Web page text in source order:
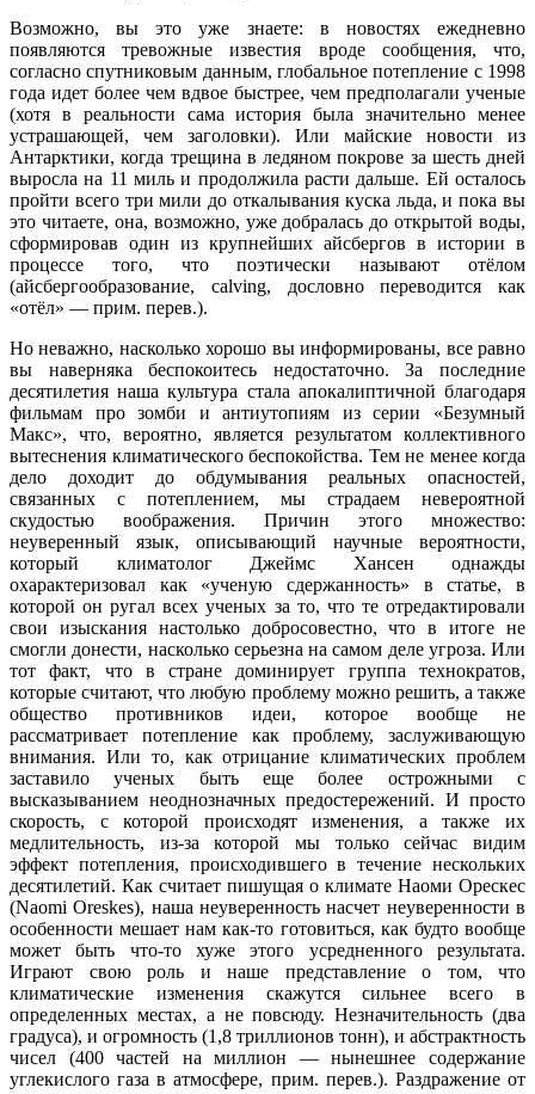
Возможно, вы это уже знаете: в новостях ежедневно
появляются тревожные известия вроде сообщения, что,
согласно спутниковым данным, глобальное потепление с 1998
года идет более чем вдвое быстрее, чем предполагали ученые
(хотя в реальности сама история была значительно менее
устрашающей, чем заголовки). Или майские новости из
Антарктики, когда трещина в ледяном покрове за шесть дней
выросла на 11 миль и продолжила расти дальше. Ей осталось
пройти всего три мили до откалывания куска льда, и пока вы
это читаете, она, возможно, уже добралась до открытой воды,
сформировав один из крупнейших айсбергов в истории в
процессе того, что поэтически называют отёлом
(айсбергообразование, calving, дословно переводится как
«отёл» — прим. перев.).
Но неважно, насколько хорошо вы информированы, все равно
вы наверняка беспокоитесь недостаточно. За последние
десятилетия наша культура стала апокалиптичной благодаря
фильмам про зомби и антиутопиям из серии «Безумный
Макс», что, вероятно, является результатом коллективного
вытеснения климатического беспокойства. Тем не менее когда
дело доходит до обдумывания реальных опасностей,
связанных с потеплением, мы страдаем невероятной
скудостью воображения. Причин этого множество:
неуверенный язык, описывающий научные вероятности,
который климатолог Джеймс Хансен однажды
охарактеризовал как «ученую сдержанность» в статье, в
которой он ругал всех ученых за то, что те отредактировали
свои изыскания настолько добросовестно, что в итоге не
смогли донести, насколько серьезна на самом деле угроза. Или
тот факт, что в стране доминирует группа технократов,
которые считают, что любую проблему можно решить, а также
общество противников идеи, которое вообще не
рассматривает потепление как проблему, заслуживающую
внимания. Или то, как отрицание климатических проблем
заставило ученых быть еще более острожными с
высказыванием неоднозначных предостережений. И просто
скорость, с которой происходят изменения, а также их
медлительность, из-за которой мы только сейчас видим
эффект потепления, происходившего в течение нескольких
десятилетий. Как считает пишущая о климате Наоми Орескес
(Naomi Oreskes), наша неуверенность насчет неуверенности в
особенности мешает нам как-то готовиться, как будто вообще
может быть что-то хуже этого усредненного результата.
Играют свою роль и наше представление о том, что
климатические изменения скажутся сильнее всего в
определенных местах, а не повсюду. Незначительность (два
градуса), и огромность (1,8 триллионов тонн), и абстрактность
чисел (400 частей на миллион — нынешнее содержание
углекислого газа в атмосфере, прим. перев.). Раздражение от